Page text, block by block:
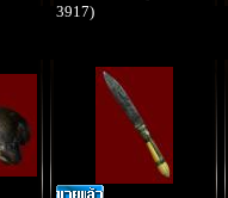
3917)